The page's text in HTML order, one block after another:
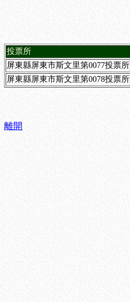
投票所
屏東縣屏東市斯文里第0077投票所
屏東縣屏東市斯文里第0078投票所
離開